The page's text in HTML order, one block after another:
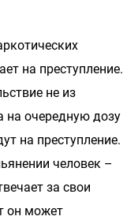
на преступление.
не из
на очередную дозу
на преступление.
человек –
за свои
он может